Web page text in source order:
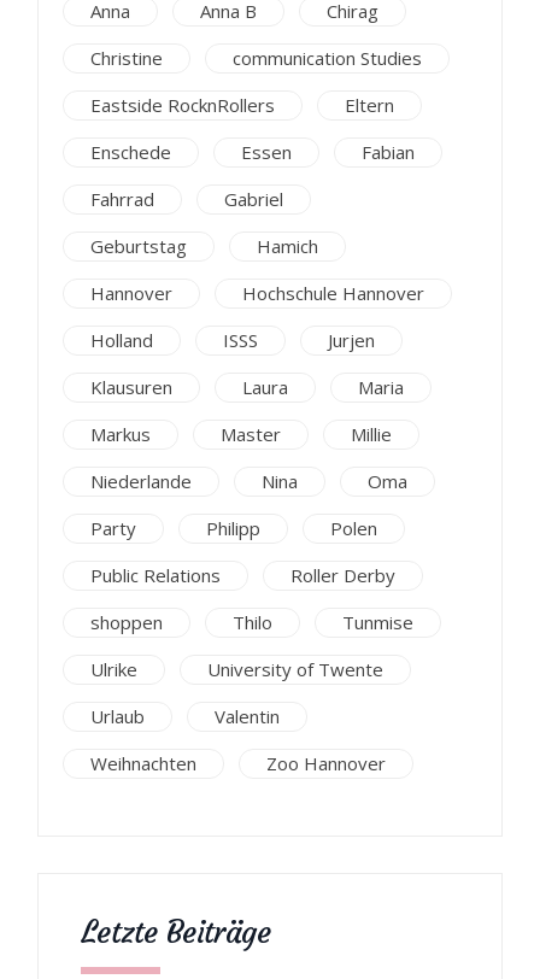
Anna
Anna B
Chirag
Christine
communication Studies
Eastside RocknRollers
Eltern
Enschede
Essen
Fabian
Fahrrad
Gabriel
Geburtstag
Hamich
Hannover
Hochschule Hannover
Holland
ISSS
Jurjen
Klausuren
Laura
Maria
Markus
Master
Millie
Niederlande
Nina
Oma
Party
Philipp
Polen
Public Relations
Roller Derby
shoppen
Thilo
Tunmise
Ulrike
University of Twente
Urlaub
Valentin
Weihnachten
Zoo Hannover
Letzte Beiträge